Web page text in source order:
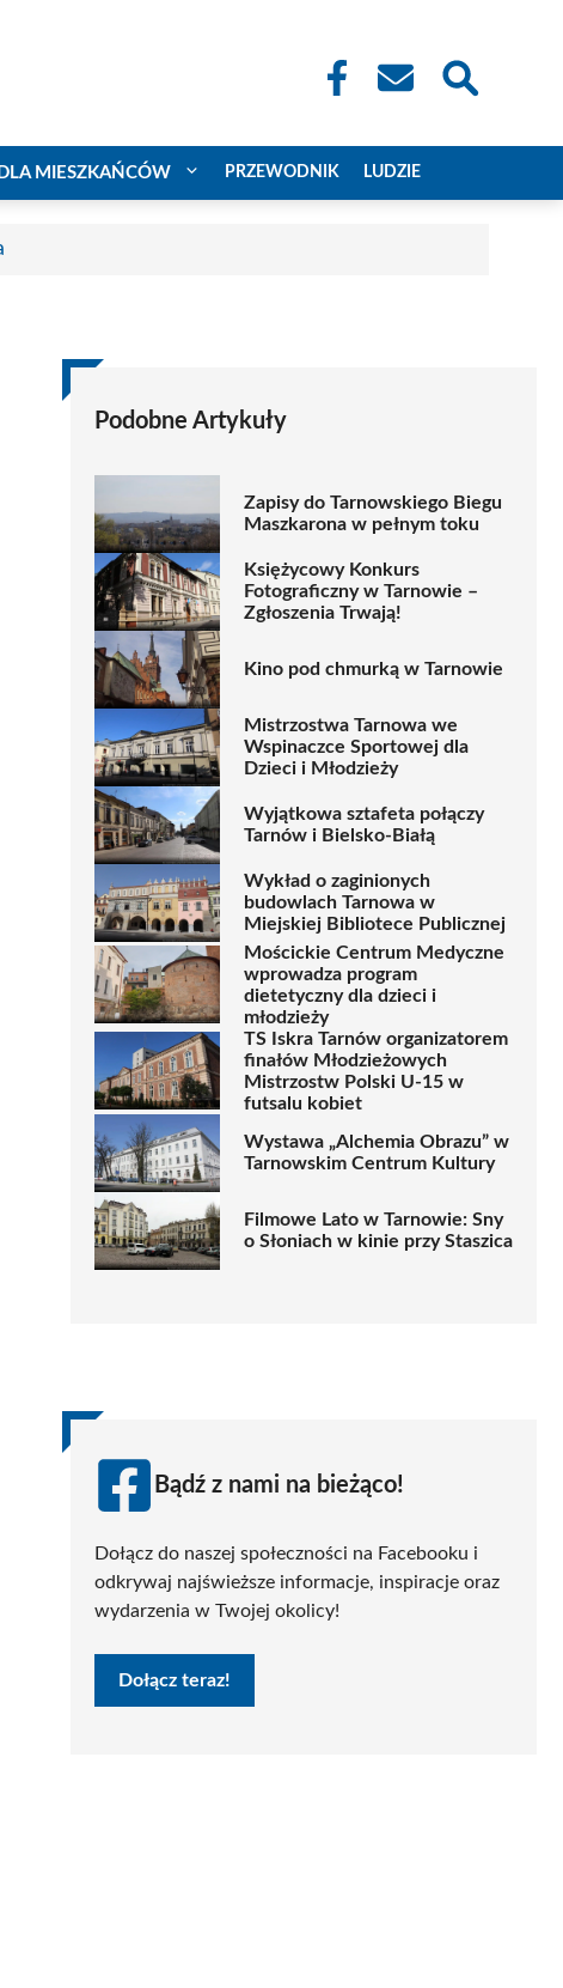
DLA MIESZKAŃCÓW PRZEWODNIK LUDZIE
Podobne Artykuły
Zapisy do Tarnowskiego Biegu
Maszkarona w pełnym toku
Księżycowy Konkurs
Fotograficzny w Tarnowie –
Zgłoszenia Trwają!
Kino pod chmurką w Tarnowie
Mistrzostwa Tarnowa we
Wspinaczce Sportowej dla
Dzieci i Młodzieży
Wyjątkowa sztafeta połączy
Tarnów i Bielsko-Białą
Wykład o zaginionych
budowlach Tarnowa w
Miejskiej Bibliotece Publicznej
Mościckie Centrum Medyczne
wprowadza program
dietetyczny dla dzieci i
młodzieży
TS Iskra Tarnów organizatorem
finałów Młodzieżowych
Mistrzostw Polski U-15 w
futsalu kobiet
Wystawa „Alchemia Obrazu” w
Tarnowskim Centrum Kultury
Filmowe Lato w Tarnowie: Sny
o Słoniach w kinie przy Staszica
Bądź z nami na bieżąco!
Dołącz do naszej społeczności na Facebooku i
odkrywaj najświeższe informacje, inspiracje oraz
wydarzenia w Twojej okolicy!
Dołącz teraz!